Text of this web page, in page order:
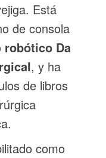
Está
de consola
Da
, y ha
de libros
como